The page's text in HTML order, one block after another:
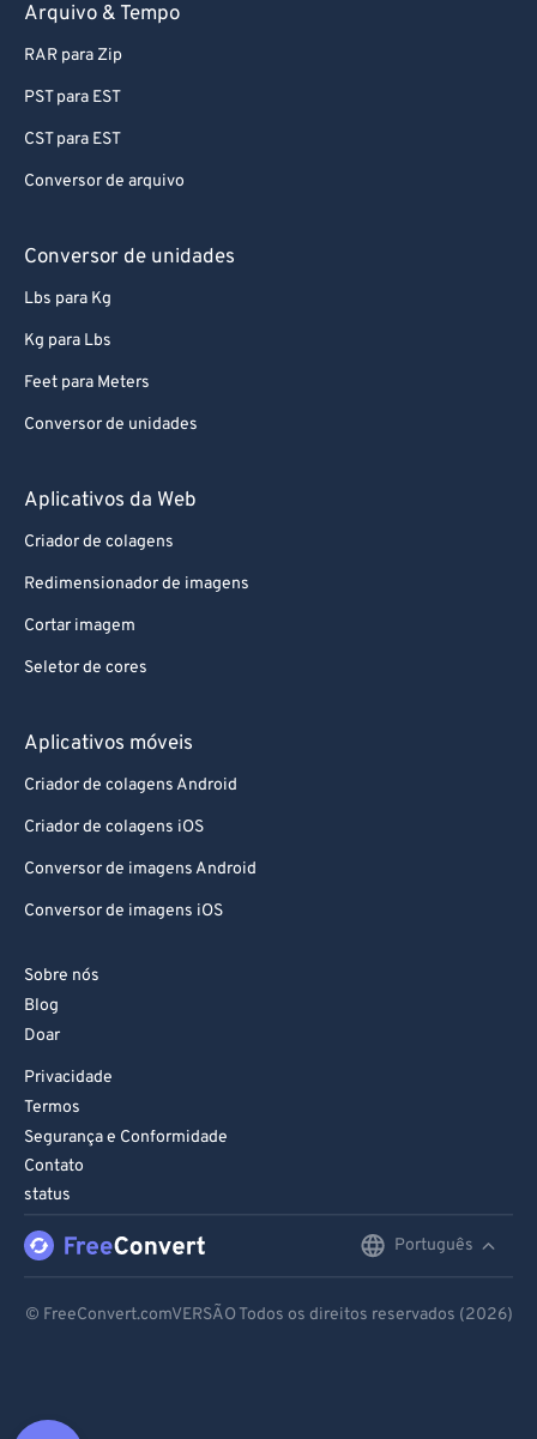
Arquivo & Tempo
RAR para Zip
PST para EST
CST para EST
Conversor de arquivo
Conversor de unidades
Lbs para Kg
Kg para Lbs
Feet para Meters
Conversor de unidades
Aplicativos da Web
Criador de colagens
Redimensionador de imagens
Cortar imagem
Seletor de cores
Aplicativos móveis
Criador de colagens Android
Criador de colagens iOS
Conversor de imagens Android
Conversor de imagens iOS
Sobre nós
Blog
Doar
Privacidade
Termos
Segurança e Conformidade
Contato
status
Português
© FreeConvert.comVERSÃO Todos os direitos reservados (2026)